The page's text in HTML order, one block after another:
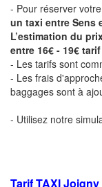
- Pour réserver
un taxi entre Sens
L’estimation du
entre 16€ - 19€
- Les tarifs sont
- Les frais
baggages sont à
- Utilisez notre
Tarif TAXI Joigny